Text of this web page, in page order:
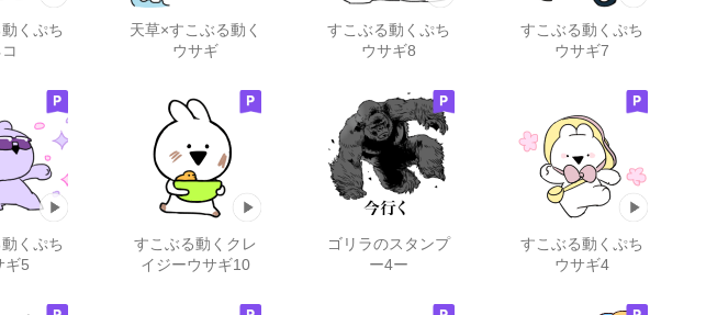
くぷち
天草×すこぶる動く
ウサギ
すこぶる動くぷち
ウサギ8
すこぶる動くぷち
ウサギ7
くぷち
ギ5
すこぶる動くクレ
イジーウサギ10
ゴリラのスタンプ
ー4ー
すこぶる動くぷち
ウサギ4